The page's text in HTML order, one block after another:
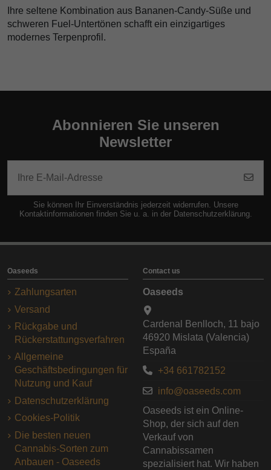
Ihre seltene Kombination aus Bananen-Candy-Süße und
schweren Fuel-Untertönen schafft ein einzigartiges
modernes Terpenprofil.
Abonnieren Sie unseren
Newsletter
Sie können Ihr Einverständnis jederzeit widerrufen. Unsere
Kontaktinformationen finden Sie u. a. in der Datenschutzerklärung.
Oaseeds
Zahlungsarten
Versand
Rückgabe und
Rückerstattungsverfahren
Allgemeine
Geschäftsbedingungen für
Nutzung und Kauf
Datenschutzerklärung
Cookies-Politik
Die besten neuen
Cannabis-Sorten zum
Anbauen - Oaseeds
Contact us
Oaseeds
Cardenal Benlloch, 11 bajo
46920 Mislata (Valencia)
España
+34 661782152
info@oaseeds.com
Oaseeds ist ein Online-
Shop, der sich auf den
Verkauf von
Cannabissamen
spezialisiert hat. Wir haben